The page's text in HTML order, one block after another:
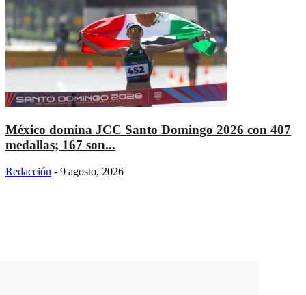
México domina JCC Santo Domingo 2026 con 407
medallas; 167 son...
Redacción - 9 agosto, 2026